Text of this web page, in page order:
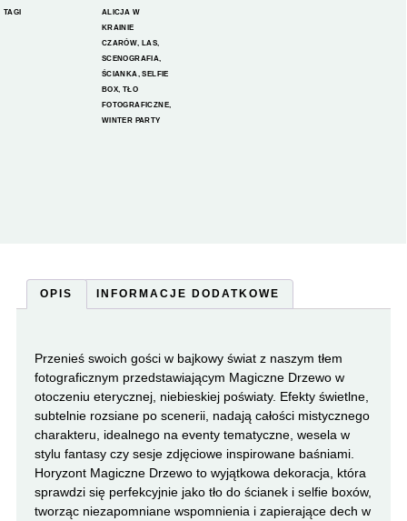
TAGI
ALICJA W
KRAINIE
CZARÓW LAS
SCENOGRAFIA
ŚCIANKA
,SELFIE
BOX, TŁO
FOTOGRAFICZNE,
WINTER PARTY
OPIS INFORMACJE DODATKOWE
Przenieś swoich gości w bajkowy świat z naszym tłem
fotograficznym przedstawiającym Magiczne Drzewo w
otoczeniu eterycznej, niebieskiej poświaty. Efekty świetlne,
subtelnie rozsiane po scenerii, nadają całości mistycznego
charakteru, idealnego na eventy tematyczne, wesela w
stylu fantasy czy sesje zdjęciowe inspirowane baśniami.
Horyzont Magiczne Drzewo to wyjątkowa dekoracja, która
sprawdzi się perfekcyjnie jako tło do ścianek i selfie boxów,
tworząc niezapomniane wspomnienia i zapierające dech w